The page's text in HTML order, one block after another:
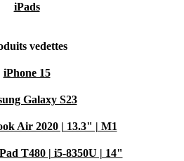
iPads
vedettes
iPhone 15
Galaxy S23
Air 2020 | 13.3" | M1
T480 | i5-8350U | 14"